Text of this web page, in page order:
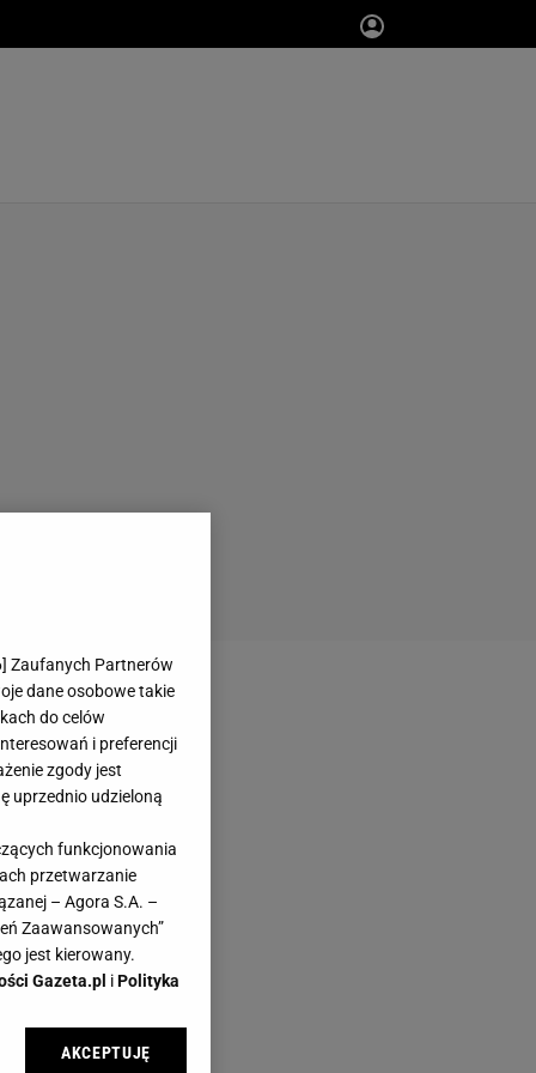
] Zaufanych Partnerów
dane osobowe takie
do celów
i preferencji
zgody jest
uprzednio udzieloną
funkcjonowania
przetwarzanie
– Agora S.A. –
Zaawansowanych”
jest kierowany.
Gazeta.pl iPolityka
sp. z o.o., jej
AKCEPTUJĘ